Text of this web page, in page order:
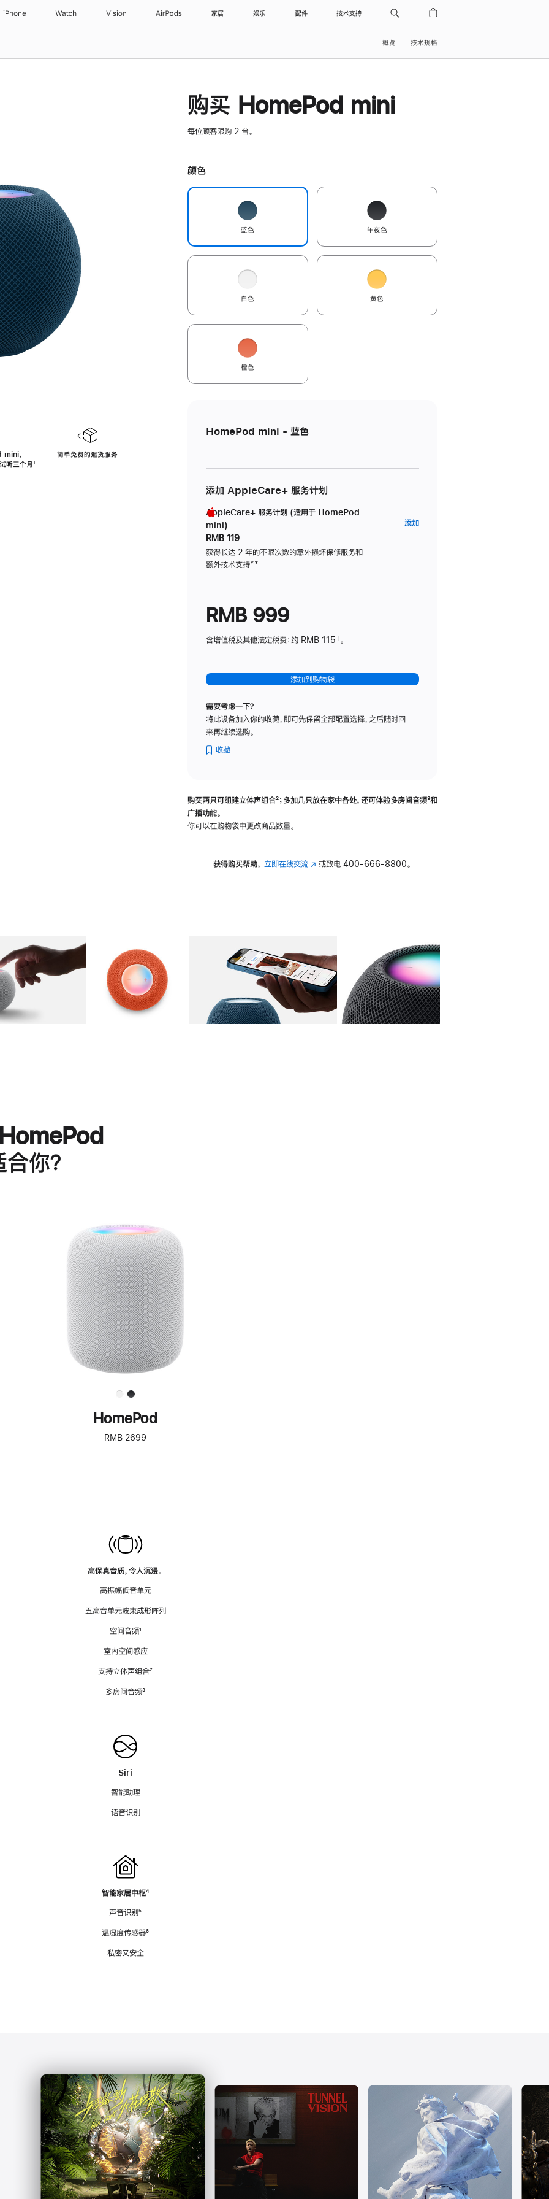
iPhone Watch Vision AirPods 家居 娱乐 配件 技术支持
概览 技术规格
，
听三个月脚
⁺
简单免费的退货服务
购买 HomePod mini
每位顾客限购 2 台。
颜色
蓝色 午夜色
白色 黄色
橙色
HomePod mini - 蓝色
添加 AppleCare+ 服务计划
AppleCare+ 服务计划 (适用于 HomePod
mini)
RMB 119
获得长达 2 年的不限次数的意外损坏保修服务和
额外技术支持脚
**
添加AppleCare+
RMB 999
含增值税及其他法定税费：约 RMB 115‡。
添加到购物袋
需要考虑一下？
将此设备加入你的收藏，即可先保留全部配置选择，之后随时回
来再继续选购。
收藏
购买两只可组建立体声组合脚
²；多加几只放在家中各处，还可体验多‍房‍间音频脚
³和
广播功能。
你可以在购物袋中更改商品数量。
获得购买帮助， 立即在线交流(在 或致电 400-666-8800。
图库 图像 图库 图像 图库 图像 4 图库 图像 5
你？
进
一
步
了
解
HomePod<
HomePod
RMB 2699
高保真音质，令人沉浸。
高振幅低音单元
五高音单元波束成形阵列
空间音频脚
¹
室内空间感应
支持立体声组合脚
²
多房间音频脚
³
Siri
智能助理
语音识别
智能家居中枢脚
⁴
声音识别脚
⁵
温湿度传感器脚
⁶
私密又安全